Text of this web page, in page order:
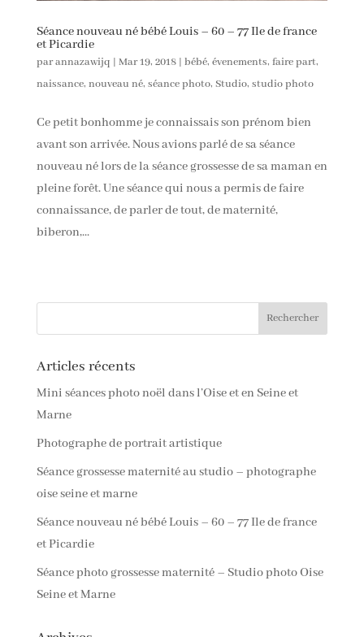
Séance nouveau né bébé Louis – 60 – 77 Ile de france
et Picardie
parannazawijq | Mar 19, 2018| bébé, évenements, faire part,
naissance, nouveau né, séance photo, Studio, studio photo
Ce petit bonhomme je connaissais son prénom bien
avant son arrivée. Nous avions parlé de sa séance
nouveau né lors de la séance grossesse de sa maman en
pleine forêt. Une séance qui nous a permis de faire
connaissance, de parler de tout, de maternité,
biberon,...
Articles récents
Mini séances photo noël dans l’Oise et en Seine et
Marne
Photographe de portrait artistique
Séance grossesse maternité au studio – photographe
oise seine et marne
Séance nouveau né bébé Louis – 60 – 77 Ile de france
et Picardie
Séance photo grossesse maternité – Studio photo Oise
Seine et Marne